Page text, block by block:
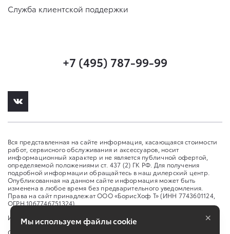
Служба клиентской поддержки
+7 (495) 787-99-99
Вся представленная на сайте информация, касающаяся стоимости
работ, сервисного обслуживания и аксессуаров, носит
информационный характер и не является публичной офертой,
определяемой положениями ст. 437 (2) ГК РФ. Для получения
подробной информации обращайтесь в наш дилерский центр.
Опубликованная на данном сайте информация может быть
изменена в любое время без предварительного уведомления.
Права на сайт принадлежат ООО «БорисХоф Т» (ИНН 7743601124,
ОГРН 1067746751324)
Изменить настройку cookies
Сбросить cookie
Мы используем файлы cookie ×